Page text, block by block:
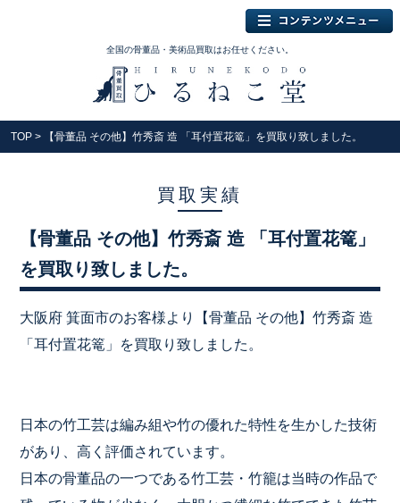
全国の骨董品・美術品買取はお任せください。
TOP > 【骨董品 その他】竹秀斎 造 「耳付置花篭」を買取り致しました。
買取実績
【骨董品 その他】竹秀斎 造 「耳付置花篭」
を買取り致しました。
大阪府 箕面市のお客様より【骨董品 その他】竹秀斎 造
「耳付置花篭」を買取り致しました。
日本の竹工芸は編み組や竹の優れた特性を生かした技術
があり、高く評価されています。
日本の骨董品の一つである竹工芸・竹籠は当時の作品で